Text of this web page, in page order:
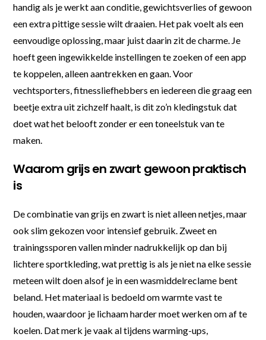
handig als je werkt aan conditie, gewichtsverlies of gewoon
een extra pittige sessie wilt draaien. Het pak voelt als een
eenvoudige oplossing, maar juist daarin zit de charme. Je
hoeft geen ingewikkelde instellingen te zoeken of een app
te koppelen, alleen aantrekken en gaan. Voor
vechtsporters, fitnessliefhebbers en iedereen die graag een
beetje extra uit zichzelf haalt, is dit zo’n kledingstuk dat
doet wat het belooft zonder er een toneelstuk van te
maken.
Waarom grijs en zwart gewoon praktisch
is
De combinatie van grijs en zwart is niet alleen netjes, maar
ook slim gekozen voor intensief gebruik. Zweet en
trainingssporen vallen minder nadrukkelijk op dan bij
lichtere sportkleding, wat prettig is als je niet na elke sessie
meteen wilt doen alsof je in een wasmiddelreclame bent
beland. Het materiaal is bedoeld om warmte vast te
houden, waardoor je lichaam harder moet werken om af te
koelen. Dat merk je vaak al tijdens warming-ups,